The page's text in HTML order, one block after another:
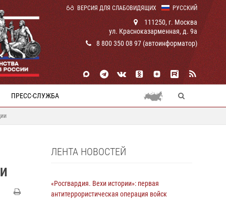
РУССКИЙ
ВЕРСИЯ ДЛЯ СЛАБОВИДЯЩИХ
111250, г. Москва
ул. Красноказарменная, д. 9а
8 800 350 08 97 (автоинформатор)
ПРЕСС-СЛУЖБА
ЛЕНТА НОВОСТЕЙ
«Росгвардия. Вехи истории»: первая
антитеррористическая операция войск